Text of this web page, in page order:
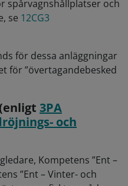
spårvagnshållplatser och
se 12CG3
för dessa anläggningar
för ”övertagandebesked
3PA
och
Kompetens ”Ent –
”Ent – Vinter- och